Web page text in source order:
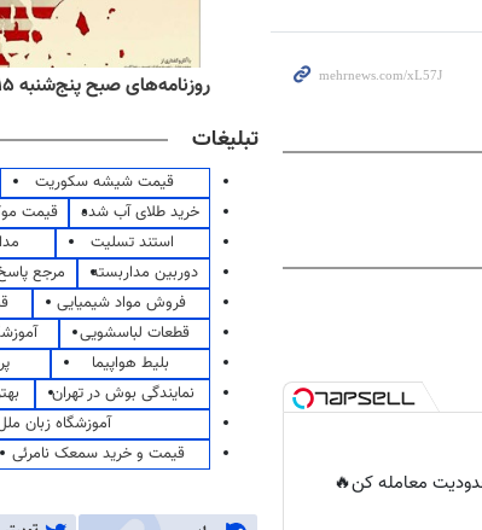
معامله کن🔥
پنج‌شنبه ۱۵ مرداد ۱۴۰۵ روزنامه‌های صبح پنج‌شنبه ۱۵ مرداد ۱۴۰۵
تبلیغات
قیمت شیشه سکوریت
خرید طلای آب شده
قیمت
استند تسلیت
دوربین مداربسته
مرجع
فروش مواد شیمیایی
قطعات لباسشویی
بلیط هواپیما
نمایندگی بوش در تهران
آموزشگاه زبان
قیمت و خرید سمعک نامرئی